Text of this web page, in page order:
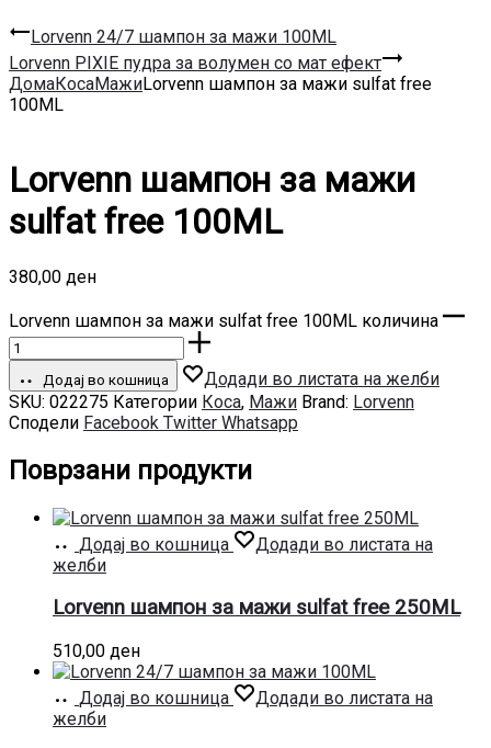
Lorvenn 24/7 шампон за мажи 100ML
Lorvenn PIXIE пудра за волумен со мат ефект
ДомаКосаМажиLorvenn шампон за мажи sulfat free
100ML
Lorvenn шампон за мажи
sulfat free 100ML
380,00 ден
Lorvenn шампон за мажи sulfat free 100ML количина
Додај во кошница
Додади во листата на желби
SKU: 022275 Категории Коса, Мажи Brand: Lorvenn
Сподели Facebook Twitter Whatsapp
Поврзани продукти
Додај во кошница
Додади во листата на
желби
Lorvenn шампон за мажи sulfat free 250ML
510,00 ден
Додај во кошница
Додади во листата на
желби